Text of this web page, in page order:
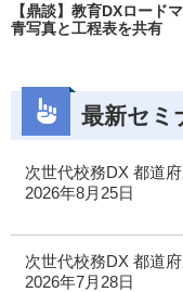
【鼎談】教育DXロード
青写真と工程表を共有
最新セミ
次世代校務DX 都道
2026年8月25日
次世代校務DX 都道
2026年7月28日